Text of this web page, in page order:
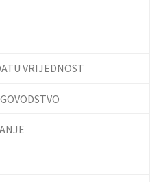
VRIJEDNOST